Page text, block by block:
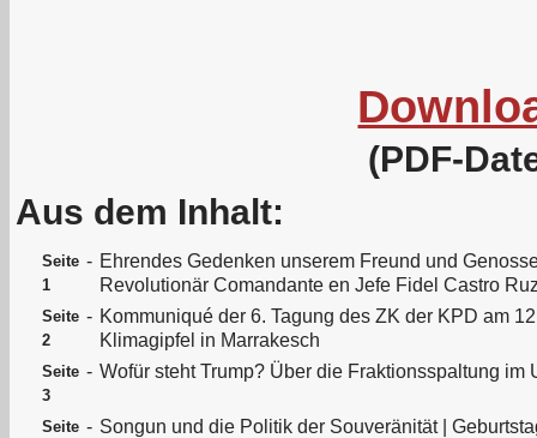
(PDF-
Aus dem Inhalt:
Seite
1
- Ehrendes Gedenken unserem Freund und
Revolutionär Comandante en Jefe Fidel Castro
Seite
2
- Kommuniqué der 6. Tagung des ZK der KPD am
Klimagipfel in Marrakesch
Seite
3
- Wofür steht Trump? Über die Fraktionsspaltung im
Seite - Songun und die Politik der Souveränität |